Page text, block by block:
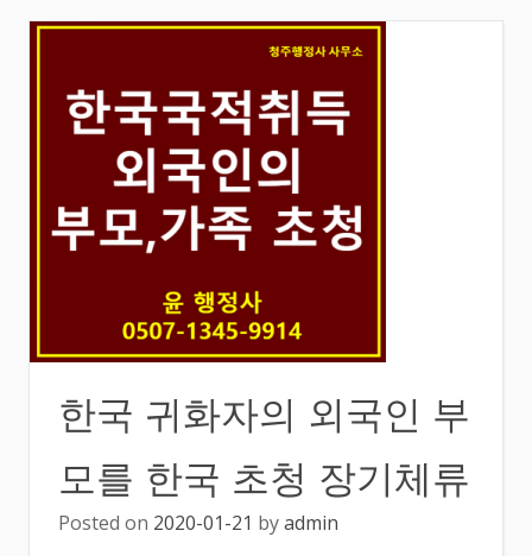
한국 귀화자의 외국인 부
모를 한국 초청 장기체류
Posted on 2020-01-21 byadmin